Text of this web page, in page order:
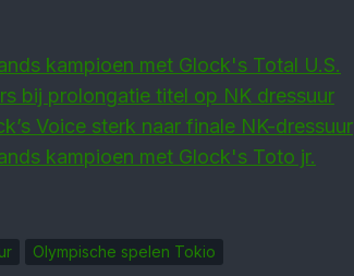
kampioen met Glock's Total U.S.
bij prolongatie titel op NK dressuur
Voice sterk naar finale NK-dressuur
kampioen met Glock's Toto jr.
Olympische spelen Tokio